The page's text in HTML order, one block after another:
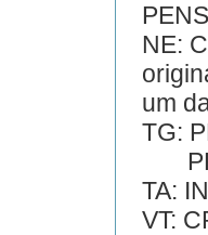
NE:
um
TG:
TA:
VT: